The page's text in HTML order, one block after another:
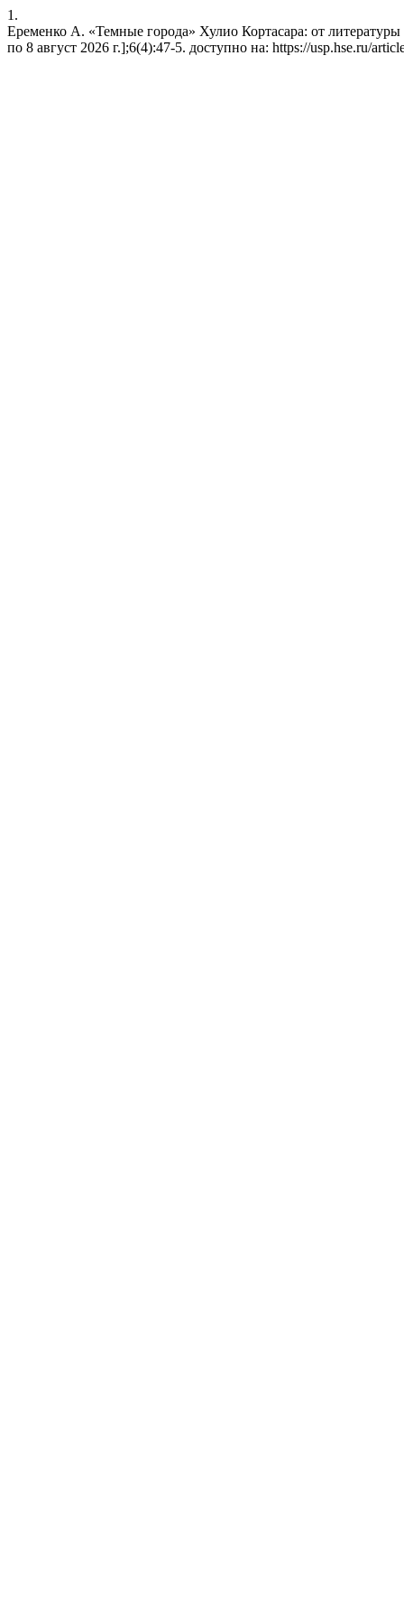
1.
Еременко А. «Темные города» Хулио Кортасара: от
по 8 август 2026 г.];6(4):47-5. доступно на: https://usp.hse.ru/